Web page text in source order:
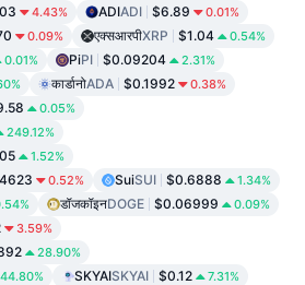
4.43% ADIADI $6.89 0.01%
0.09% एक्सआरपीXRP $1.04 0.54%
0.01% PiPI $0.09204 2.31%
कार्डानोADA $0.1992 0.38%
0.05%
249.12%
1.52%
0.52% SuiSUI $0.6888 1.34%
डॉजकॉइनDOGE $0.06999 0.09%
3.59%
28.90%
44.80% SKYAISKYAI $0.12 7.31%